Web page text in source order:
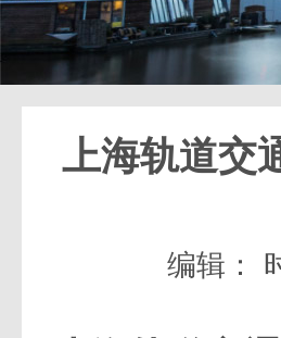
上海轨道交
编辑：